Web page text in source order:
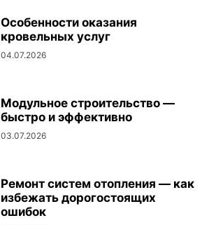
Особенности оказания
кровельных услуг
04.07.2026
Модульное строительство —
быстро и эффективно
03.07.2026
Ремонт систем отопления — как
избежать дорогостоящих
ошибок